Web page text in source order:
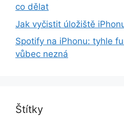
co dělat
Jak vyčistit úložiště
Spotify na iPhonu: tyhle
vůbec nezná
Štítky